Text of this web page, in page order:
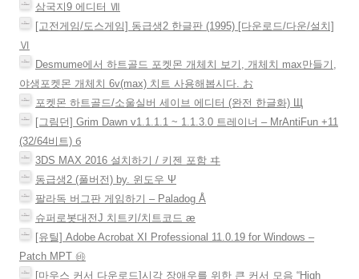
삼국지9 에디터 Ⅶ
[고전게임/도스게임] 동급생2 한글판 (1995) [다운로드/다운/설치]
Ⅵ
Desmume에서 하트골드 포켓몬 개체치 보기, 개체치 max만들기,
야생포켓몬 개체치 6v(max) 치트 사용해봅시다. お
포켓몬 하트골드/소울실버 세이브 에디터 (완전 한글화) Щ
[그림던] Grim Dawn v1.1.1.1 ~ 1.1.3.0 트레이너 – MrAntiFun +11
(32/64비트) б
3DS MAX 2016 설치하기 / 키젠 포함 ヰ
동급생2 (풀버전) by. 윈도우 Ψ
팔라독 버그판 게임하기 – Paladog Å
슈퍼로봇대전J 치트키/치트코드 æ
[유틸] Adobe Acrobat XI Professional 11.0.19 for Windows –
Patch MPT ㉳
[마우스 커서 다운로드]시각 장애우를 위한 큰 커서 모음 “High